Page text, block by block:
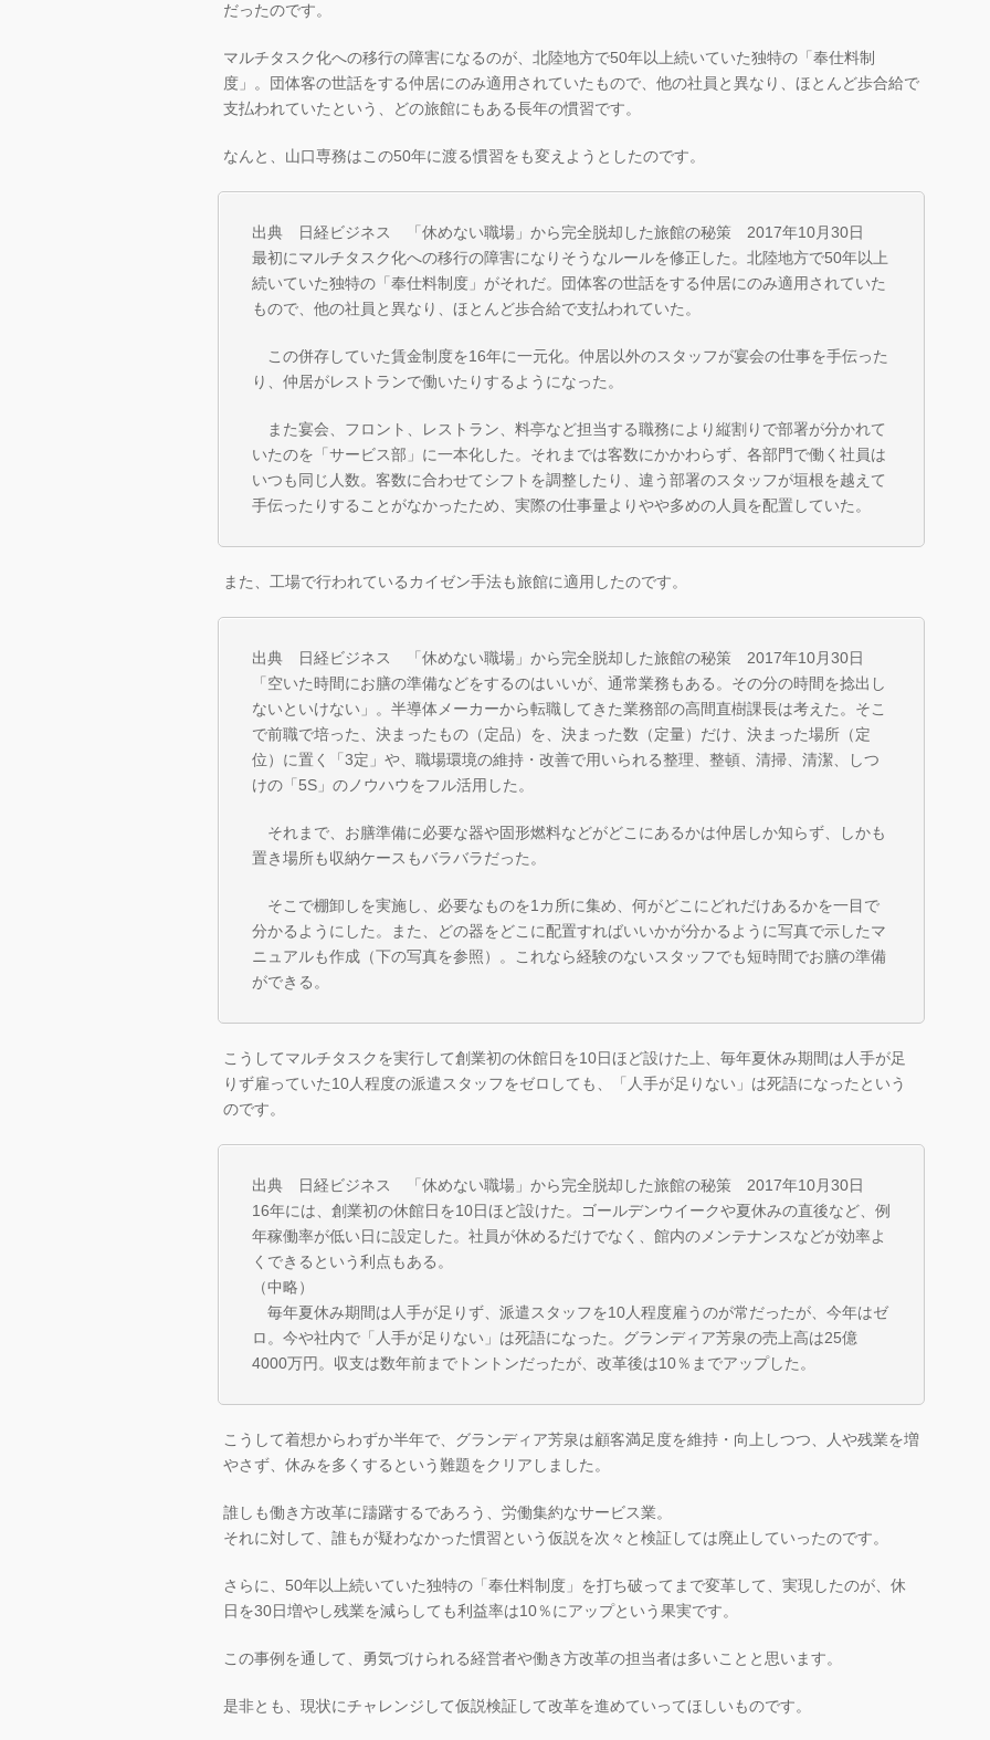
だったのです。
マルチタスク化への移行の障害になるのが、北陸地方で50年以上続いていた独特の「奉仕料制
度」。団体客の世話をする仲居にのみ適用されていたもので、他の社員と異なり、ほとんど歩合給で
支払われていたという、どの旅館にもある長年の慣習です。
なんと、山口専務はこの50年に渡る慣習をも変えようとしたのです。
出典 日経ビジネス 「休めない職場」から完全脱却した旅館の秘策 2017年10月30日
最初にマルチタスク化への移行の障害になりそうなルールを修正した。北陸地方で50年以上
続いていた独特の「奉仕料制度」がそれだ。団体客の世話をする仲居にのみ適用されていた
もので、他の社員と異なり、ほとんど歩合給で支払われていた。
この併存していた賃金制度を16年に一元化。仲居以外のスタッフが宴会の仕事を手伝った
り、仲居がレストランで働いたりするようになった。
また宴会、フロント、レストラン、料亭など担当する職務により縦割りで部署が分かれて
いたのを「サービス部」に一本化した。それまでは客数にかかわらず、各部門で働く社員は
いつも同じ人数。客数に合わせてシフトを調整したり、違う部署のスタッフが垣根を越えて
手伝ったりすることがなかったため、実際の仕事量よりやや多めの人員を配置していた。
また、工場で行われているカイゼン手法も旅館に適用したのです。
出典 日経ビジネス 「休めない職場」から完全脱却した旅館の秘策 2017年10月30日
「空いた時間にお膳の準備などをするのはいいが、通常業務もある。その分の時間を捻出し
ないといけない」。半導体メーカーから転職してきた業務部の高間直樹課長は考えた。そこ
で前職で培った、決まったもの（定品）を、決まった数（定量）だけ、決まった場所（定
位）に置く「3定」や、職場環境の維持・改善で用いられる整理、整頓、清掃、清潔、しつ
けの「5S」のノウハウをフル活用した。
それまで、お膳準備に必要な器や固形燃料などがどこにあるかは仲居しか知らず、しかも
置き場所も収納ケースもバラバラだった。
そこで棚卸しを実施し、必要なものを1カ所に集め、何がどこにどれだけあるかを一目で
分かるようにした。また、どの器をどこに配置すればいいかが分かるように写真で示したマ
ニュアルも作成（下の写真を参照）。これなら経験のないスタッフでも短時間でお膳の準備
ができる。
こうしてマルチタスクを実行して創業初の休館日を10日ほど設けた上、毎年夏休み期間は人手が足
りず雇っていた10人程度の派遣スタッフをゼロしても、「人手が足りない」は死語になったという
のです。
出典 日経ビジネス 「休めない職場」から完全脱却した旅館の秘策 2017年10月30日
16年には、創業初の休館日を10日ほど設けた。ゴールデンウイークや夏休みの直後など、例
年稼働率が低い日に設定した。社員が休めるだけでなく、館内のメンテナンスなどが効率よ
くできるという利点もある。
（中略）
毎年夏休み期間は人手が足りず、派遣スタッフを10人程度雇うのが常だったが、今年はゼ
ロ。今や社内で「人手が足りない」は死語になった。グランディア芳泉の売上高は25億
4000万円。収支は数年前までトントンだったが、改革後は10％までアップした。
こうして着想からわずか半年で、グランディア芳泉は顧客満足度を維持・向上しつつ、人や残業を増
やさず、休みを多くするという難題をクリアしました。
誰しも働き方改革に躊躇するであろう、労働集約なサービス業。
それに対して、誰もが疑わなかった慣習という仮説を次々と検証しては廃止していったのです。
さらに、50年以上続いていた独特の「奉仕料制度」を打ち破ってまで変革して、実現したのが、休
日を30日増やし残業を減らしても利益率は10％にアップという果実です。
この事例を通して、勇気づけられる経営者や働き方改革の担当者は多いことと思います。
是非とも、現状にチャレンジして仮説検証して改革を進めていってほしいものです。